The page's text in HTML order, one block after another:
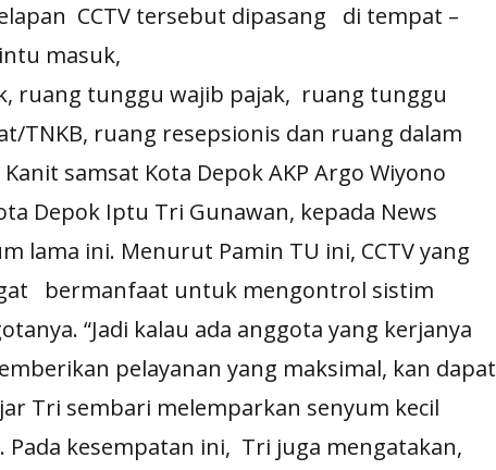
CCTV tersebut dipasang di tempat –
masuk,
ruang tunggu wajib pajak, ruang tunggu
TNKB, ruang resepsionis dan ruang dalam
samsat Kota Depok AKP Argo Wiyono
Depok Iptu Tri Gunawan, kepada News
lama ini. Menurut Pamin TU ini, CCTV yang
bermanfaat untuk mengontrol sistim
“Jadi kalau ada anggota yang kerjanya
pelayanan yang maksimal, kan dapat
Tri sembari melemparkan senyum kecil
Pada kesempatan ini, Tri juga mengatakan,